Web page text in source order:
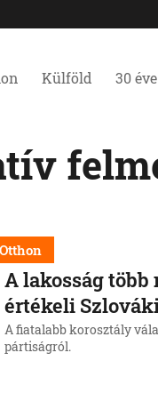
Külföld 30 éve
Otthon
A lakosság
értékeli
A fiatalabb korosztály
pártiságról.